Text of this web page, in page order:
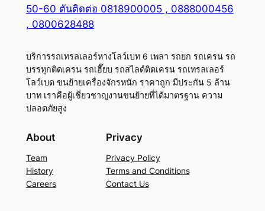
50-60 ตันติดต่อ 0818900005 , 0888000456
, 0800628488
บริการรถเทรลเลอร์หางโลว์เบท 6 เพลา รถยก รถเครน รถ
บรรทุกติดเครน รถเฮี๊ยบ รถสไลด์ติดเครน รถเทรลเลอร์
โลว์เบด ขนย้ายเครื่องจักรหนัก ราคาถูก มีประกัน 5 ล้าน
บาท เราคือผู้เชี่ยวชาญงานขนย้ายที่ได้มาตรฐาน ความ
ปลอดภัยสูง
About
Team
History
Careers
Privacy
Privacy Policy
Terms and Conditions
Contact Us